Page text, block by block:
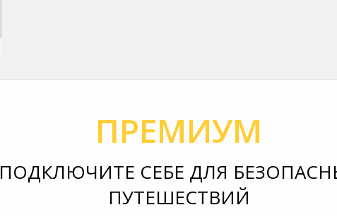
ПРЕМИУМ
ПОДКЛЮЧИТЕ СЕБЕ ДЛЯ
ПУТЕШЕСТВИЙ